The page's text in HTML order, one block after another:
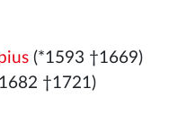
(*1593 †1669)
†1721)